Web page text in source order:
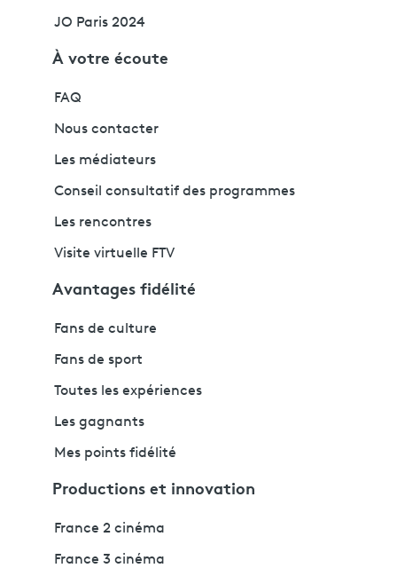
JO Paris 2024
À votre écoute
FAQ
Nous contacter
Les médiateurs
Conseil consultatif des programmes
Les rencontres
Visite virtuelle FTV
Avantages fidélité
Fans de culture
Fans de sport
Toutes les expériences
Les gagnants
Mes points fidélité
Productions et innovation
France 2 cinéma
France 3 cinéma